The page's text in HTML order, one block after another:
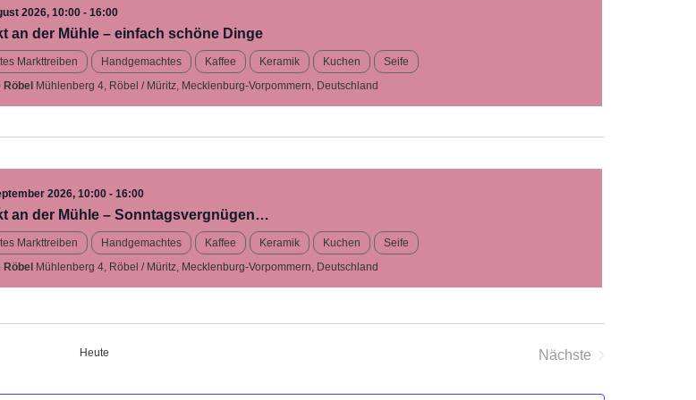
2026, 10:00 -16:00
an der Mühle – einfach schöne Dinge
Markttreiben Handgemachtes Kaffee Keramik Kuchen
Seife
Röbel Mühlenberg 4, Röbel / Müritz, Mecklenburg-Vorpommern, Deutschland
2026, 10:00 -16:00
an der Mühle – Sonntagsvergnügen…
Markttreiben Handgemachtes Kaffee Keramik Kuchen
Seife
Röbel Mühlenberg 4, Röbel / Müritz, Mecklenburg-Vorpommern, Deutschland
Heute
Nächste